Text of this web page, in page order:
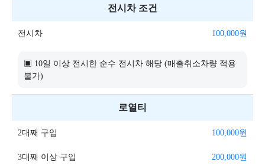
전시차 조건
전시차 100,000원
▣ 10일 이상 전시한 순수 전시차 해당 (매출취소차량 적용
불가)
로열티
2대째 구입 100,000원
3대째 이상 구입 200,000원